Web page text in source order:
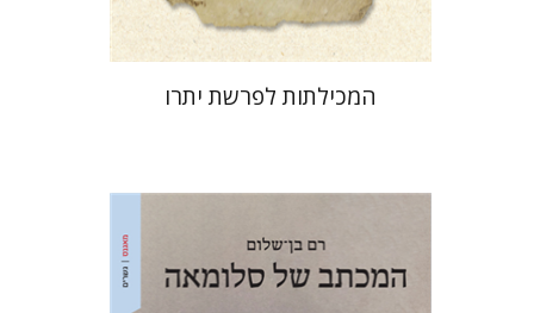
המכילתות לפרשת יתרו
רם בן-שלום